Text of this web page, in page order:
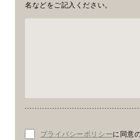
名などをご記入ください。
プライバシーポリシーに同意